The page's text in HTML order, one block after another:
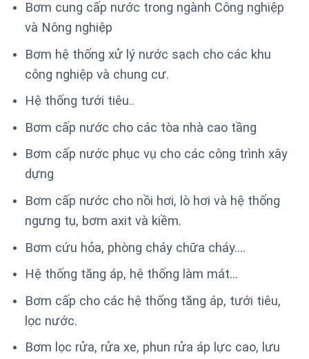
Bơm cung cấp nước trong ngành Công nghiệp
và Nông nghiệp
Bơm hệ thống xử lý nước sạch cho các khu
công nghiệp và chung cư.
Hệ thống tưới tiêu..
Bơm cấp nước cho các tòa nhà cao tầng
Bơm cấp nước phục vụ cho các công trình xây
dựng
Bơm cấp nước cho nồi hơi, lò hơi và hệ thống
ngưng tụ, bơm axit và kiềm.
Bơm cứu hỏa, phòng cháy chữa cháy….
Hệ thống tăng áp, hệ thống làm mát…
Bơm cấp cho các hệ thống tăng áp, tưới tiêu,
lọc nước.
Bơm lọc rửa, rửa xe, phun rửa áp lực cao, lưu